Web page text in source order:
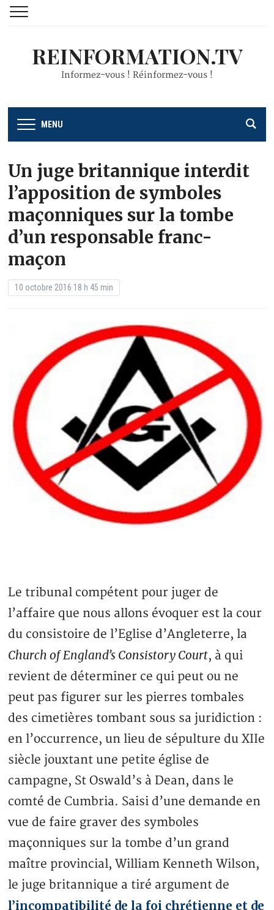
REINFORMATION.TV
Informez-vous ! Réinformez-vous !
MENU
Un juge britannique interdit
l’apposition de symboles
maçonniques sur la tombe
d’un responsable franc-
maçon
10 octobre 2016 18 h 45 min
Le tribunal compétent pour juger de
l’affaire que nous allons évoquer est la cour
du consistoire de l’Eglise d’Angleterre, la
Church of England’s Consistory Court, à qui
revient de déterminer ce qui peut ou ne
peut pas figurer sur les pierres tombales
des cimetières tombant sous sa juridiction :
en l’occurrence, un lieu de sépulture du XIIe
siècle jouxtant une petite église de
campagne, St Oswald’s à Dean, dans le
comté de Cumbria. Saisi d’une demande en
vue de faire graver des symboles
maçonniques sur la tombe d’un grand
maître provincial, William Kenneth Wilson,
le juge britannique a tiré argument de
l’incompatibilité de la foi chrétienne et de